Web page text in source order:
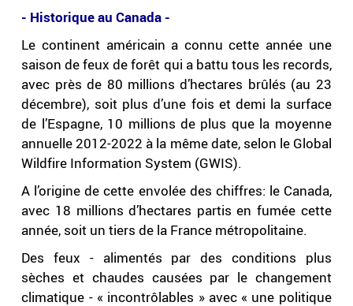
- Historique au Canada -
Le continent américain a connu cette année une
saison de feux de forêt qui a battu tous les records,
avec près de 80 millions d’hectares brûlés (au 23
décembre), soit plus d’une fois et demi la surface
de l’Espagne, 10 millions de plus que la moyenne
annuelle 2012-2022 à la même date, selon le Global
Wildfire Information System (GWIS).
A l’origine de cette envolée des chiffres: le Canada,
avec 18 millions d’hectares partis en fumée cette
année, soit un tiers de la France métropolitaine.
Des feux - alimentés par des conditions plus
sèches et chaudes causées par le changement
climatique - « incontrôlables » avec « une politique